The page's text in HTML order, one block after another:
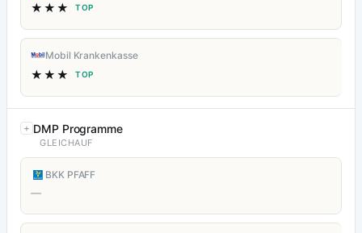
★★★ TOP
Mobil Krankenkasse
★★★ TOP
DMP Programme
GLEICHAUF
BKK PFAFF
—